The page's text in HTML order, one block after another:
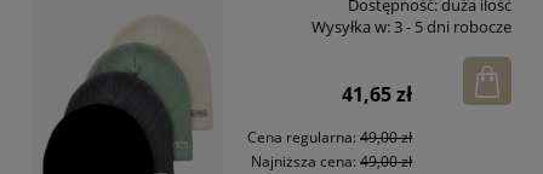
Dostępność:duża ilość
Wysyłka w:3 - 5 dni robocze
41,65 zł
Cena regularna:49,00 zł
Najniższa cena:49,00 zł